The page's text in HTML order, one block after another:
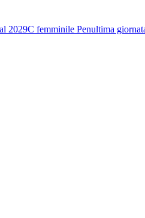
2029C femminile Penultima